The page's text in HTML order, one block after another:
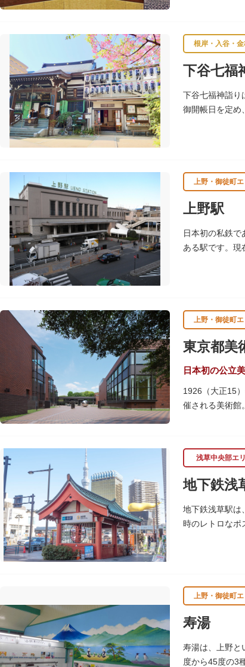
根岸・入谷・
下谷七福
下谷七福神詣り
御開帳日を定め
上野・御徒町
上野駅
日本初の私鉄
ある駅です。現
上野・御徒町
東京都美
日本初の公立
1926（大正15
催される美術館
レストランやミ
ることができ
のスケジュール
専門のスタッフ
室、ミルク用の
浅草中央部エ
地下鉄浅
地下鉄浅草駅は
時のレトロなポ
上野・御徒町
寿湯
寿湯は、上野と
度から45度の3